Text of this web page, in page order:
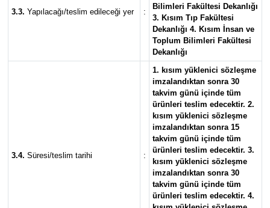
3.3. Yapılacağı/teslim edileceği yer :
Bilimleri Fakültesi Dekanlığı
3. Kısım Tıp Fakültesi
Dekanlığı 4. Kısım İnsan ve
Toplum Bilimleri Fakültesi
Dekanlığı
3.4. Süresi/teslim tarihi :
1. kısım yüklenici sözleşme
imzalandıktan sonra 30
takvim günü içinde tüm
ürünleri teslim edecektir. 2.
kısım yüklenici sözleşme
imzalandıktan sonra 15
takvim günü içinde tüm
ürünleri teslim edecektir. 3.
kısım yüklenici sözleşme
imzalandıktan sonra 30
takvim günü içinde tüm
ürünleri teslim edecektir. 4.